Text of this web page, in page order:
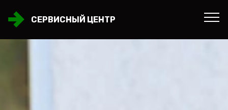
СЕРВИСНЫЙ ЦЕНТР